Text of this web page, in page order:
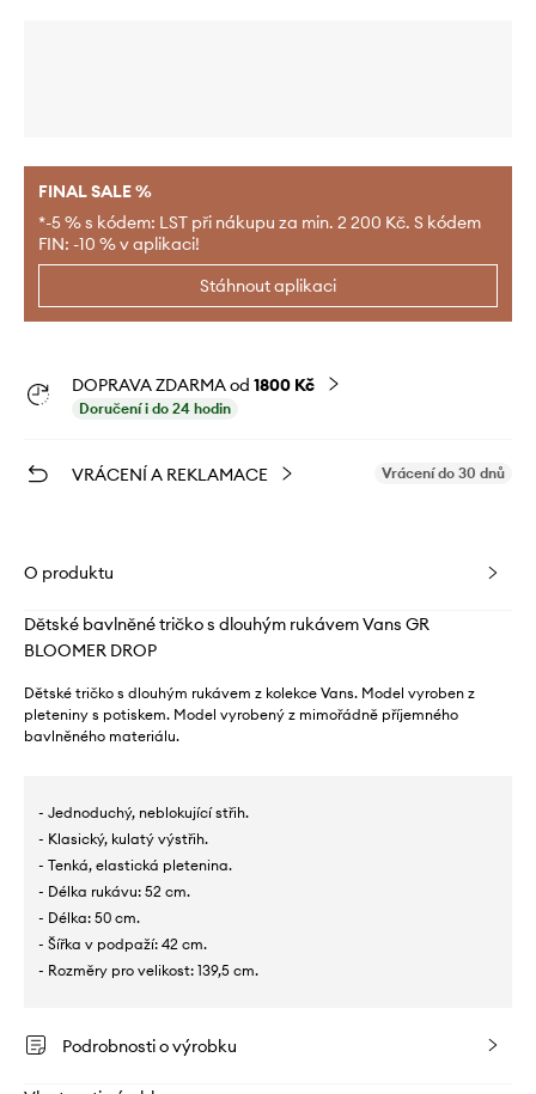
FINAL SALE %
*-5 % s kódem: LST při nákupu za min. 2 200 Kč. S kódem
FIN: -10 % v aplikaci!
Stáhnout aplikaci
DOPRAVA ZDARMA od 1800 Kč
Doručení i do 24 hodin
VRÁCENÍ A REKLAMACE Vrácení do 30 dnů
O produktu
Dětské bavlněné tričko s dlouhým rukávem Vans GR
BLOOMER DROP
Dětské tričko s dlouhým rukávem z kolekce Vans. Model vyroben z
pleteniny s potiskem. Model vyrobený z mimořádně příjemného
bavlněného materiálu.
- Jednoduchý, neblokující střih.
- Klasický, kulatý výstřih.
- Tenká, elastická pletenina.
- Délka rukávu: 52 cm.
- Délka: 50 cm.
- Šířka v podpaží: 42 cm.
- Rozměry pro velikost: 139,5 cm.
Podrobnosti o výrobku